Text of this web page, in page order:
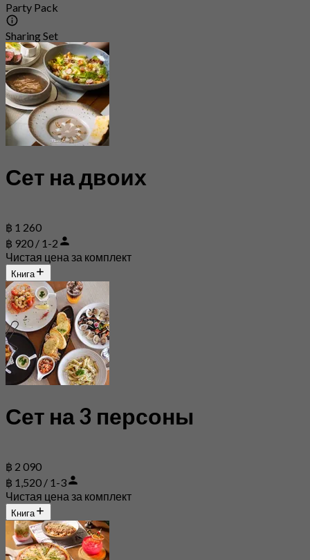
Party Pack
Sharing Set
Сет на двоих
฿ 1 260
฿ 920 / 1-2
Чистая цена за комплект
Книга
Сет на 3 персоны
฿ 2 090
฿ 1,520 / 1-3
Чистая цена за комплект
Книга